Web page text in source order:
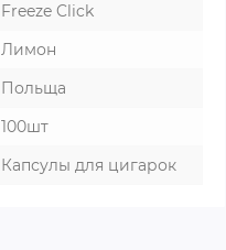
Freeze Click
Лимон
Польща
100шт
Капсулы для цигарок